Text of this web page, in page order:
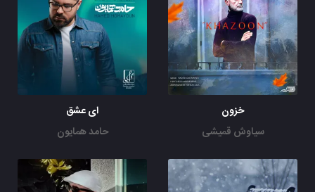
خزون
سیاوش قمیشی
ای عشق
حامد همایون